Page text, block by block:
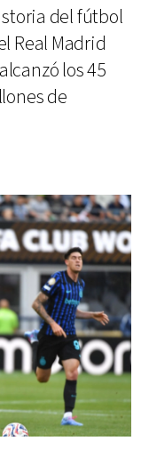
del fútbol
Real Madrid
los 45
de